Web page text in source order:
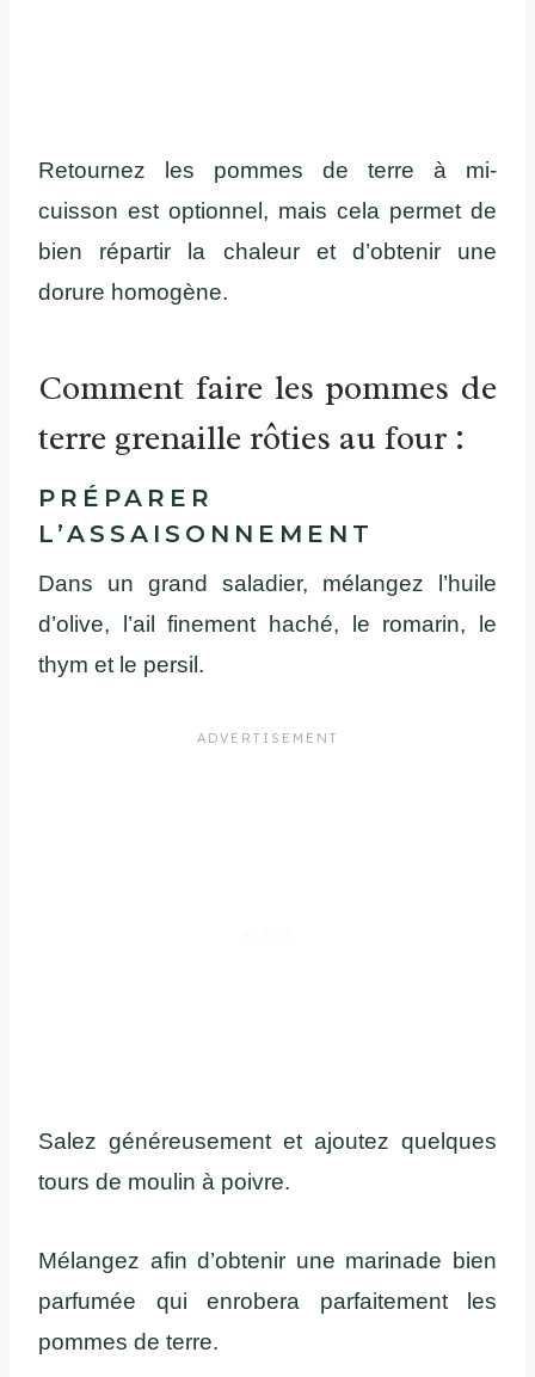
Retournez les pommes de terre à mi-
cuisson est optionnel, mais cela permet de
bien répartir la chaleur et d’obtenir une
dorure homogène.
Comment faire les pommes de
terre grenaille rôties au four :
PRÉPARER
L’ASSAISONNEMENT
Dans un grand saladier, mélangez l’huile
d’olive, l’ail finement haché, le romarin, le
thym et le persil.
Salez généreusement et ajoutez quelques
tours de moulin à poivre.
Mélangez afin d’obtenir une marinade bien
parfumée qui enrobera parfaitement les
pommes de terre.